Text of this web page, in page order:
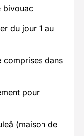
bivouac
du jour 1 au
comprises dans
pour
(maison de